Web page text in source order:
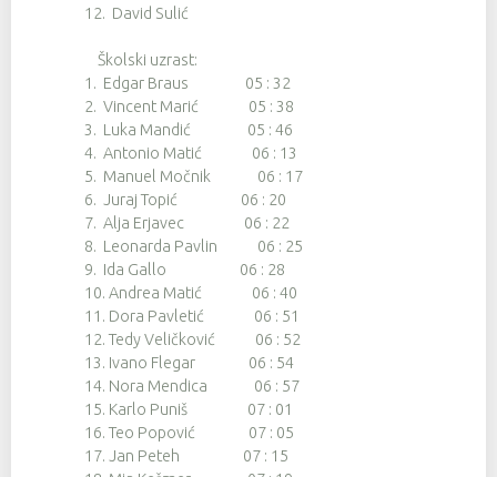
12. David Sulić
Školski uzrast:
1. Edgar Braus 05 : 32
2. Vincent Marić 05 : 38
3. Luka Mandić 05 : 46
4. Antonio Matić 06 : 13
5. Manuel Močnik 06 : 17
6. Juraj Topić 06 : 20
7. Alja Erjavec 06 : 22
8. Leonarda Pavlin 06 : 25
9. Ida Gallo 06 : 28
10. Andrea Matić 06 : 40
11. Dora Pavletić 06 : 51
12. Tedy Veličković 06 : 52
13. Ivano Flegar 06 : 54
14. Nora Mendica 06 : 57
15. Karlo Puniš 07 : 01
16. Teo Popović 07 : 05
17. Jan Peteh 07 : 15